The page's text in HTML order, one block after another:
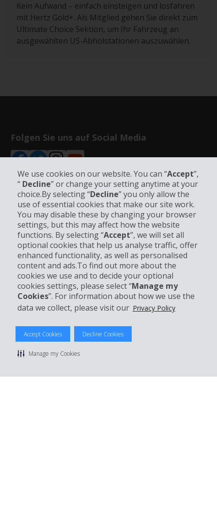
We use cookies on our website. You can “Accept”,
“ Decline” or change your setting anytime at your
choice.By selecting “Decline” you only allow the
use of essential cookies that make our site work.
You may disable these by changing your browser
settings, but this may affect how the website
functions. By selecting “Accept”, we will set all
optional cookies that help us analyse traffic, offer
enhanced functionality, as well as personalised
content and ads.To find out more about the
cookies we use and to decide your optional
cookies settings, please select “Manage my
Cookies”. For information about how we use the
data we collect, please visit our Privacy Policy
Accept Cookies Decline Cookies
Manage my Cookies
Kein Aufwand – einfach einsteigen und losfahren
mit Hertz Gold+. Als Mitglied gehen Sie direkt zum
Ultimate Choice Sektion, um Ihr Fahrzeug an
ausgewählten US-Abholstationen auszuwählen.
Folgen Sie uns auf Social Media
Unternehmensinformation
Partner
Kundenservice
Mieten bei Hertz
© 2026 The Hertz System, Inc.
Datenschutzrichtlinie | Nutzungsbedingungen
Sitemap Cookies verwalten